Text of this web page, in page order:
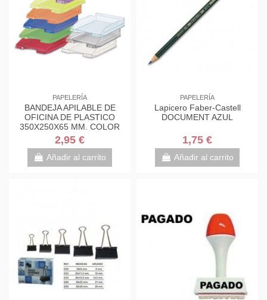
PAPELERÍA
BANDEJA APILABLE DE
OFICINA DE PLASTICO
350X250X65 MM. COLOR
TRANSPARENTE FAIBO 93-
23
2,95 €
Añadir al carrito
PAPELERÍA
Lapicero Faber-Castell
DOCUMENT AZUL
1,75 €
Añadir al carrito